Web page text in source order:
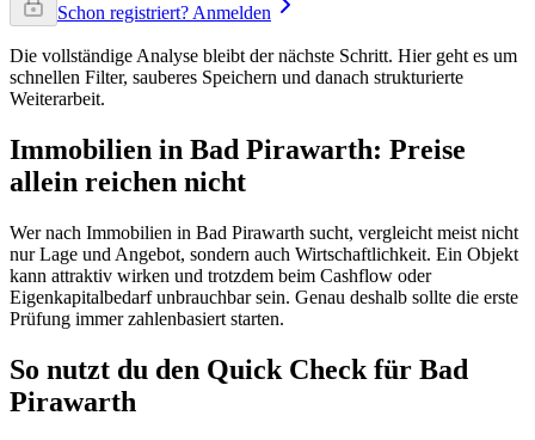
Schon registriert? Anmelden
Die vollständige Analyse bleibt der nächste Schritt. Hier geht es um
schnellen Filter, sauberes Speichern und danach strukturierte
Weiterarbeit.
Immobilien in Bad Pirawarth: Preise
allein reichen nicht
Wer nach Immobilien in Bad Pirawarth sucht, vergleicht meist nicht
nur Lage und Angebot, sondern auch Wirtschaftlichkeit. Ein Objekt
kann attraktiv wirken und trotzdem beim Cashflow oder
Eigenkapitalbedarf unbrauchbar sein. Genau deshalb sollte die erste
Prüfung immer zahlenbasiert starten.
So nutzt du den Quick Check für Bad
Pirawarth